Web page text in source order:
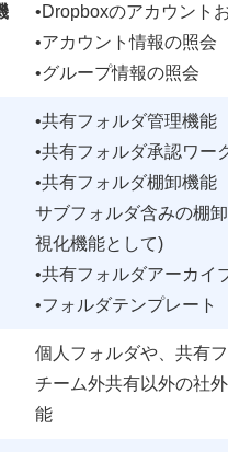
•Dropboxのアカウント
•アカウント情報の照会
•グループ情報の照会
•共有フォルダ管理機能
•共有フォルダ承認ワー
•共有フォルダ棚卸機能
サブフォルダ含みの棚
視化機能として)
•共有フォルダアーカイ
•フォルダテンプレート
個人フォルダや、共有
チーム外共有以外の社
能